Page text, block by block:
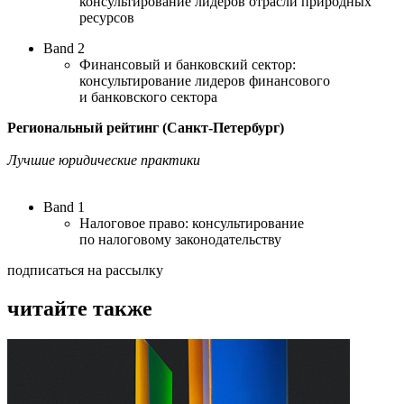
ресурсов
Band 2
Финансовый и банковский сектор:
консультирование лидеров финансового
и банковского сектора
Региональный рейтинг (Санкт-Петербург)
Лучшие юридические практики
Band 1
Налоговое право: консультирование
по налоговому законодательству
подписаться на рассылку
читайте также